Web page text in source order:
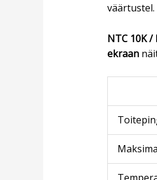
väärtustel.
NTC 10K /
ekraan